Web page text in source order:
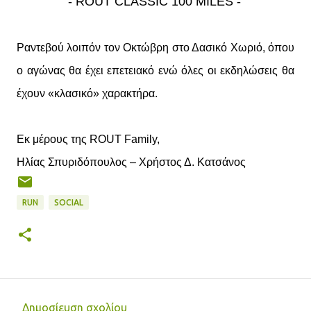
Ραντεβού λοιπόν τον Οκτώβρη στο Δασικό Χωριό, όπου
ο αγώνας θα έχει επετειακό ενώ όλες οι εκδηλώσεις θα
έχουν «κλασικό» χαρακτήρα.
Εκ μέρους της ROUT Family,
Ηλίας Σπυριδόπουλος – Χρήστος Δ. Κατσάνος
RUN SOCIAL
Δημοσίευση σχολίου